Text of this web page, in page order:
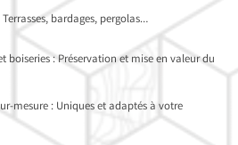
bardages, pergolas…
boiseries : Préservation et mise en valeur du
mesure : Uniques et adaptés à votre